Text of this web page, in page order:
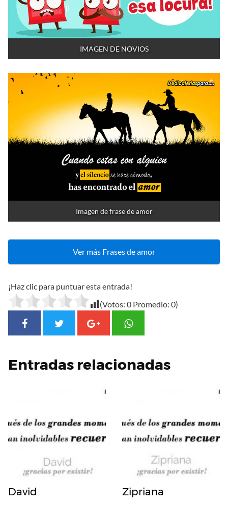
IMAGEN DE NOVIOS
Imagen de frase de amor
Ver más Frases de amor
¡Haz clic para puntuar esta entrada!
(Votos: 0 Promedio: 0)
Entradas relacionadas
David Zipriana